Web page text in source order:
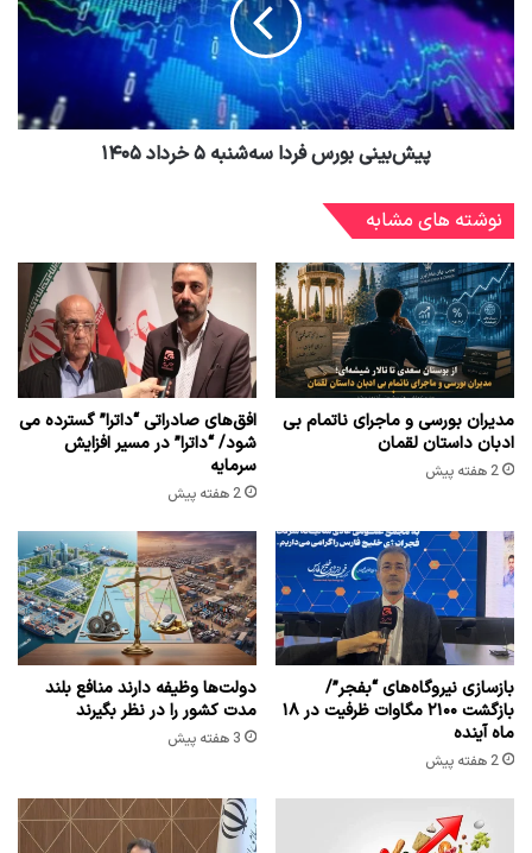
پیش‌بینی بورس فردا سه‌شنبه ۵ خرداد ۱۴۰۵
نوشته های مشابه
مدیران بورسی و ماجرای ناتمام بی
ادبان داستان لقمان
2 هفته پیش
افق‌های صادراتی “داترا” گسترده می
شود/ “داترا” در مسیر افزایش
سرمایه
2 هفته پیش
بازسازی نیروگاه‌های “بفجر”/
بازگشت ۲۱۰۰ مگاوات ظرفیت در ۱۸
ماه آینده
2 هفته پیش
دولت‌ها وظیفه دارند منافع بلند
مدت کشور را در نظر بگیرند
3 هفته پیش